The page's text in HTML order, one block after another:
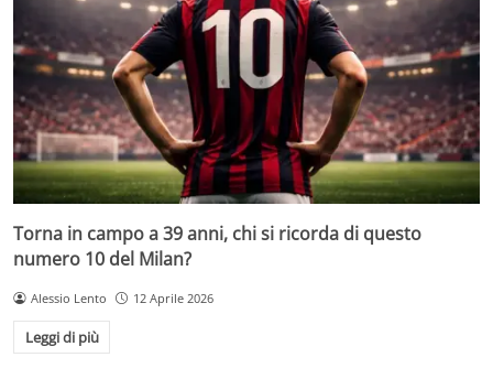
Torna in campo a 39 anni, chi si ricorda di questo
numero 10 del Milan?
Alessio Lento 12 Aprile 2026
Leggi di più